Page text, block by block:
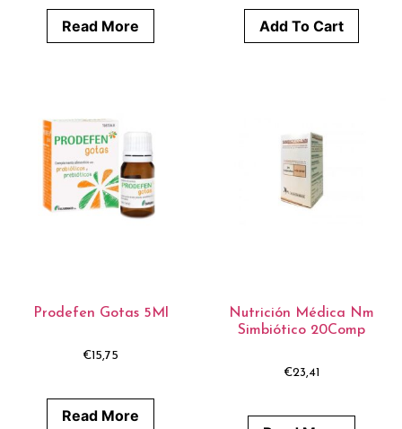
Read More Add To Cart
Prodefen Gotas 5Ml
€15,75
Read More
Nutrición Médica Nm
Simbiótico 20Comp
€23,41